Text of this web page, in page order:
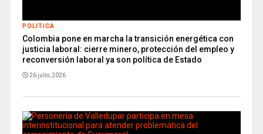
POLITICA
Colombia pone en marcha la transición energética con
justicia laboral: cierre minero, protección del empleo y
reconversión laboral ya son política de Estado
26 julio, 2026